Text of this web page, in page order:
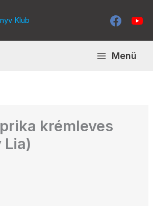
Klub
Menü
krémleves
Lia)